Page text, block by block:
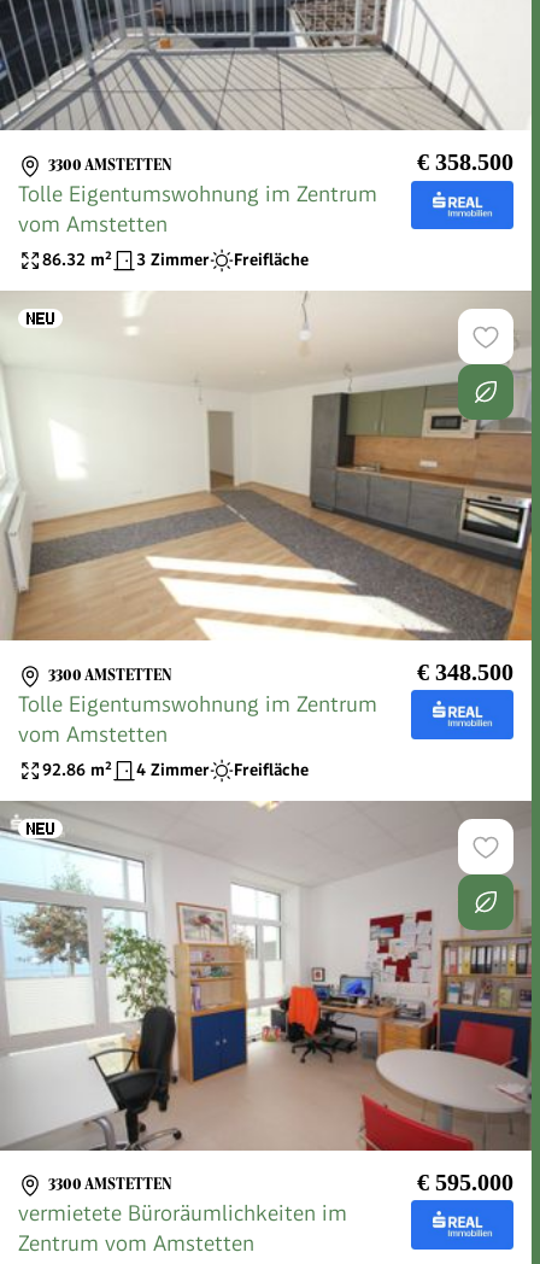
3300 AMSTETTEN € 358.500
Tolle Eigentumswohnung im Zentrum
vom Amstetten
86.32 m² 3 Zimmer Freifläche
3300 AMSTETTEN € 348.500
Tolle Eigentumswohnung im Zentrum
vom Amstetten
92.86 m² 4 Zimmer Freifläche
3300 AMSTETTEN € 595.000
vermietete Büroräumlichkeiten im
Zentrum vom Amstetten